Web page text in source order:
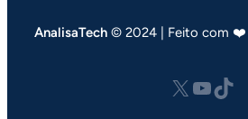
AnalisaTech © 2024 | Feito com ❤️
X Youtube tiktok.com/@analisatech